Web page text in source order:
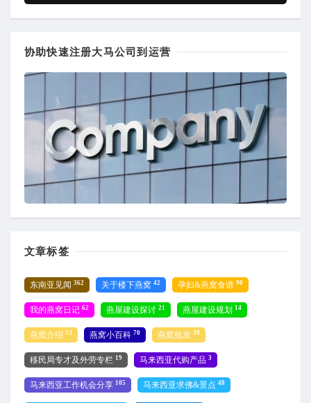
协助快速注册大马公司到运营
文章标签
东南亚见闻 362 关于楼下燕窝 42 孕妇&燕窝食谱 90
我的燕窝日记 62 燕屋建设探讨 21 燕屋建设规划 14
燕窝介绍 53 燕窝小百科 70 燕窝批发 39
移民局专才及外劳专栏 19 马来西亚代购产品 3
马来西亚工作机会分享 105 马来西亚求佛&景点 48